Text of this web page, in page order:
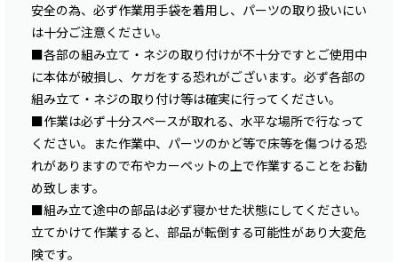
安全の為、必ず作業用手袋を着用し、パーツの取り扱いにい
は十分ご注意ください。
■各部の組み立て・ネジの取り付けが不十分ですとご使用中
に本体が破損し、ケガをする恐れがございます。必ず各部の
組み立て・ネジの取り付け等は確実に行ってください。
■作業は必ず十分スペースが取れる、水平な場所で行なって
ください。また作業中、パーツのかど等で床等を傷つける恐
れがありますので布やカーペットの上で作業することをお勧
め致します。
■組み立て途中の部品は必ず寝かせた状態にしてください。
立てかけて作業すると、部品が転倒する可能性があり大変危
険です。